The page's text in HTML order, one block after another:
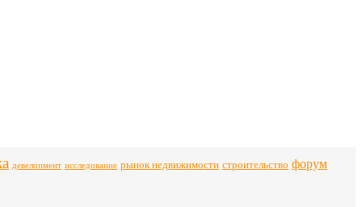
девелопмент исследование рынок недвижимости строительство форум